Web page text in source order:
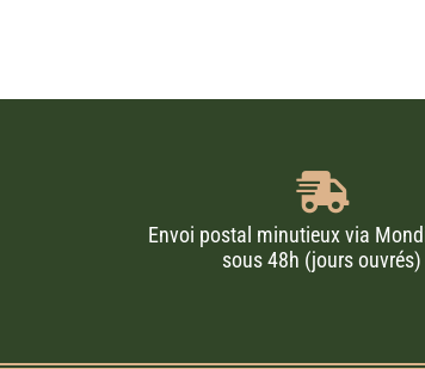
Envoi postal minutieux via
sous 48h (jours ouvrés)